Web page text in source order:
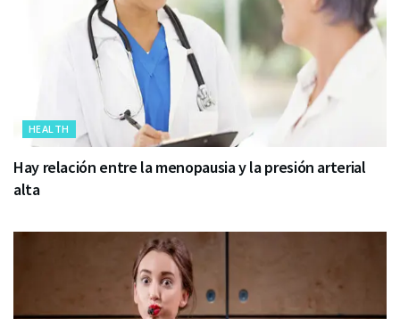
HEALTH
Hay relación entre la menopausia y la presión arterial
alta